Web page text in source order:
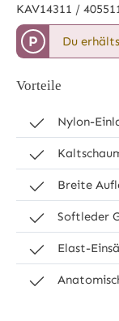
KAV14311 /
P Du
Vorteile
Nylon-
Breite
Softleder
Elast-